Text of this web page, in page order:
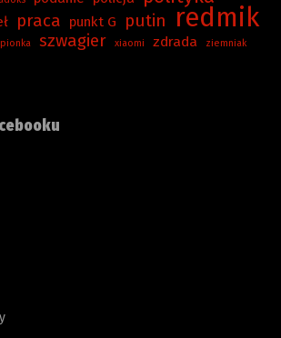
praca punkt G putin redmik
szwagier xiaomi zdrada
ziemniak